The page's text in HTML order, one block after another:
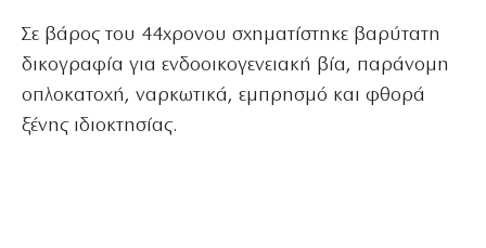
Σε βάρος του 44χρονου σχηματίστηκε βαρύτατη
δικογραφία για ενδοοικογενειακή βία, παράνομη
οπλοκατοχή, ναρκωτικά, εμπρησμό και φθορά
ξένης ιδιοκτησίας.